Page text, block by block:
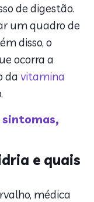
de digestão.
um quadro de
disso, o
ocorra a
davitamina
sintomas,
e quais
médica